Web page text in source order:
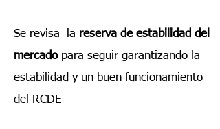
Se revisa la reserva de estabilidad del
mercadopara seguir garantizando la
estabilidad y un buen funcionamiento
del RCDE